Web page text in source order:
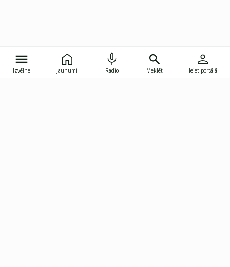
Izvēlne Jaunumi Radio Meklēt Ieiet portālā